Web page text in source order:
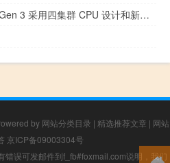
Qualcomm Snapdragon 8 Gen 3 采用四集群 CPU 设计和新的 Arm 内核
by 网站分类目录 | 精选推荐文章 | 网站
京ICP备09003304号
错误可发邮件到f_fb#foxmail.com说明，我们